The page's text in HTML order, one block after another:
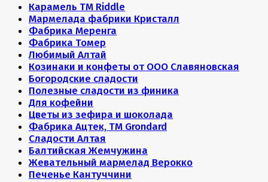
Карамель ТМ Riddle
Мармелада фабрики Кристалл
Фабрика Меренга
Фабрика Томер
Любимый Алтай
Козинаки и конфеты от ООО Славяновская
Богородские сладости
Полезные сладости из финика
Для кофейни
Цветы из зефира и шоколада
Фабрика Ацтек, ТМ Grondard
Сладости Алтая
Балтийская Жемчужина
Жевательный мармелад Верокко
Печенье Кантуччини